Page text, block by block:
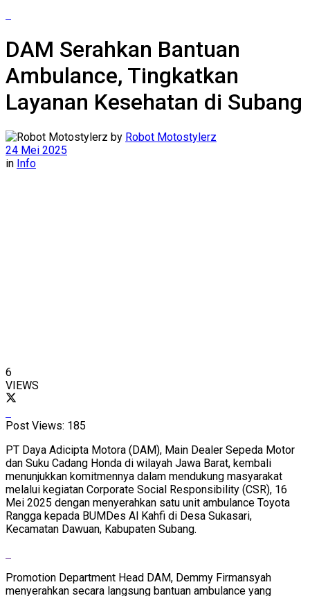
DAM Serahkan Bantuan
Ambulance, Tingkatkan
Layanan Kesehatan di Subang
by Robot Motostylerz
24 Mei 2025
in Info
6
VIEWS
Post Views: 185
PT Daya Adicipta Motora (DAM), Main Dealer Sepeda Motor
dan Suku Cadang Honda di wilayah Jawa Barat, kembali
menunjukkan komitmennya dalam mendukung masyarakat
melalui kegiatan Corporate Social Responsibility (CSR), 16
Mei 2025 dengan menyerahkan satu unit ambulance Toyota
Rangga kepada BUMDes Al Kahfi di Desa Sukasari,
Kecamatan Dawuan, Kabupaten Subang.
Promotion Department Head DAM, Demmy Firmansyah
menyerahkan secara langsung bantuan ambulance yang